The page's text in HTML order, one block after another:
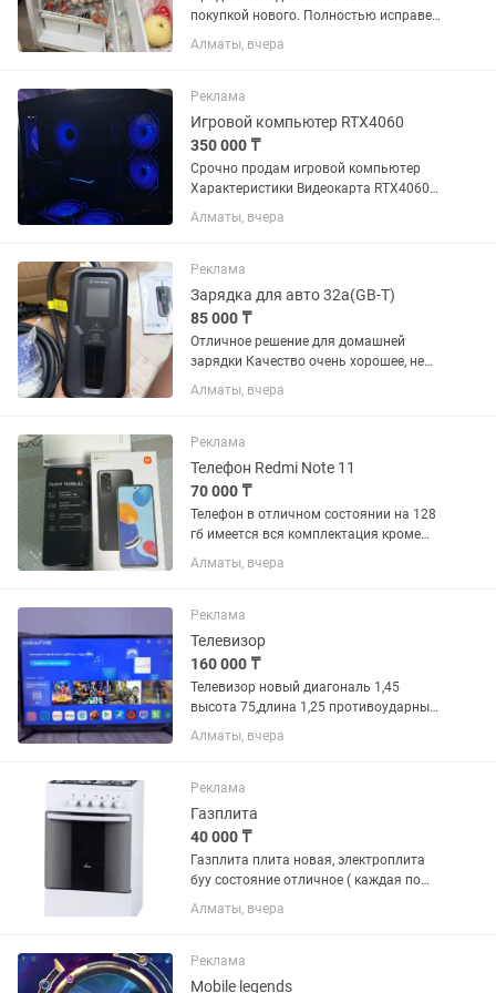
покупкой нового. Полностью исправен,
работает отлично. Хорошо охлаждает,
морозильная камера морозит без
Самовывоз. По всем...
Алматы, вчера
Реклама
Игровой компьютер RTX4060
350 000 ₸
Срочно продам игровой компьютер
Характеристики Видеокарта RTX4060
ОЗУ 32гб Процессор i5-12400F Windows
11 Pro Хранилище 1-ТБ SSD
Алматы, вчера
Реклама
Зарядка для авто 32а(GB-T)
85 000 ₸
Отличное решение для домашней
зарядки Качество очень хорошее, не
была в эксплуатации
Алматы, вчера
Реклама
Телефон Redmi Note 11
70 000 ₸
Телефон в отличном состоянии на 128
гб имеется вся комплектация кроме
зарядного устройства есть защитное
стекло и 2 чехла отдам вместе с
Алматы, вчера
Реклама
Телевизор
160 000 ₸
Телевизор новый диагональ 1,45
высота 75,длина 1,25 противоударный
андроид 8 ка качества + кронштейн
Алматы, вчера
Реклама
Газплита
40 000 ₸
Газплита плита новая, электроплита
буу состояние отличное ( каждая по
30тыс)
Алматы, вчера
Реклама
Mobile legends